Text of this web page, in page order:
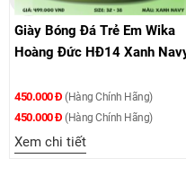
Bóng Đá Trẻ Em Wika
Đức HĐ14 Xanh Navy
Đ(Hàng Chính Hãng)
Đ(Hàng Chính Hãng)
chi tiết